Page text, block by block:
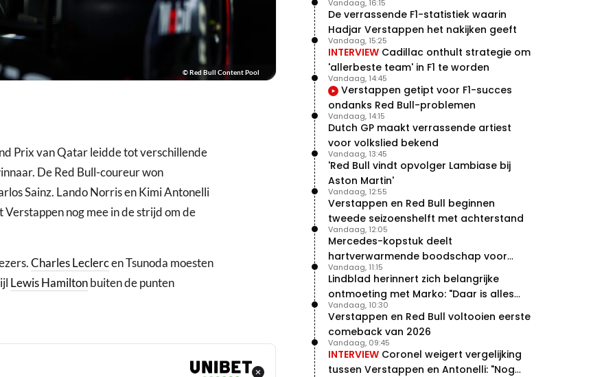
© Red Bull Content Pool
Prix van Qatar leidde tot verschillende
De Red Bull-coureur won
Sainz. Lando Norris en Kimi Antonelli
nog mee in de strijd om de
Charles Leclercen Tsunoda moesten
Lewis Hamiltonbuiten de punten
De verrassende F1-statistiek waarin
Hadjar Verstappen het nakijken geeft
Vandaag, 16:15
INTERVIEW Cadillac onthult strategie om
'allerbeste team' in F1 te worden
Vandaag, 15:25
Verstappen getipt voor F1-succes
ondanks Red Bull-problemen
Vandaag, 14:45
Dutch GP maakt verrassende artiest
voor volkslied bekend
Vandaag, 14:15
'Red Bull vindt opvolger Lambiase bij
Aston Martin'
Vandaag, 13:45
Verstappen en Red Bull beginnen
tweede seizoenshelft met achterstand
Vandaag, 12:55
Mercedes-kopstuk deelt
hartverwarmende boodschap voor
overstap naar Red Bull
Vandaag, 12:05
Lindblad herinnert zich belangrijke
ontmoeting met Marko: "Daar is alles
echt begonnen"
Vandaag, 11:15
Verstappen en Red Bull voltooien eerste
comeback van 2026
Vandaag, 10:30
INTERVIEW Coronel weigert vergelijking
tussen Verstappen en Antonelli: "Nog
Vandaag, 09:45